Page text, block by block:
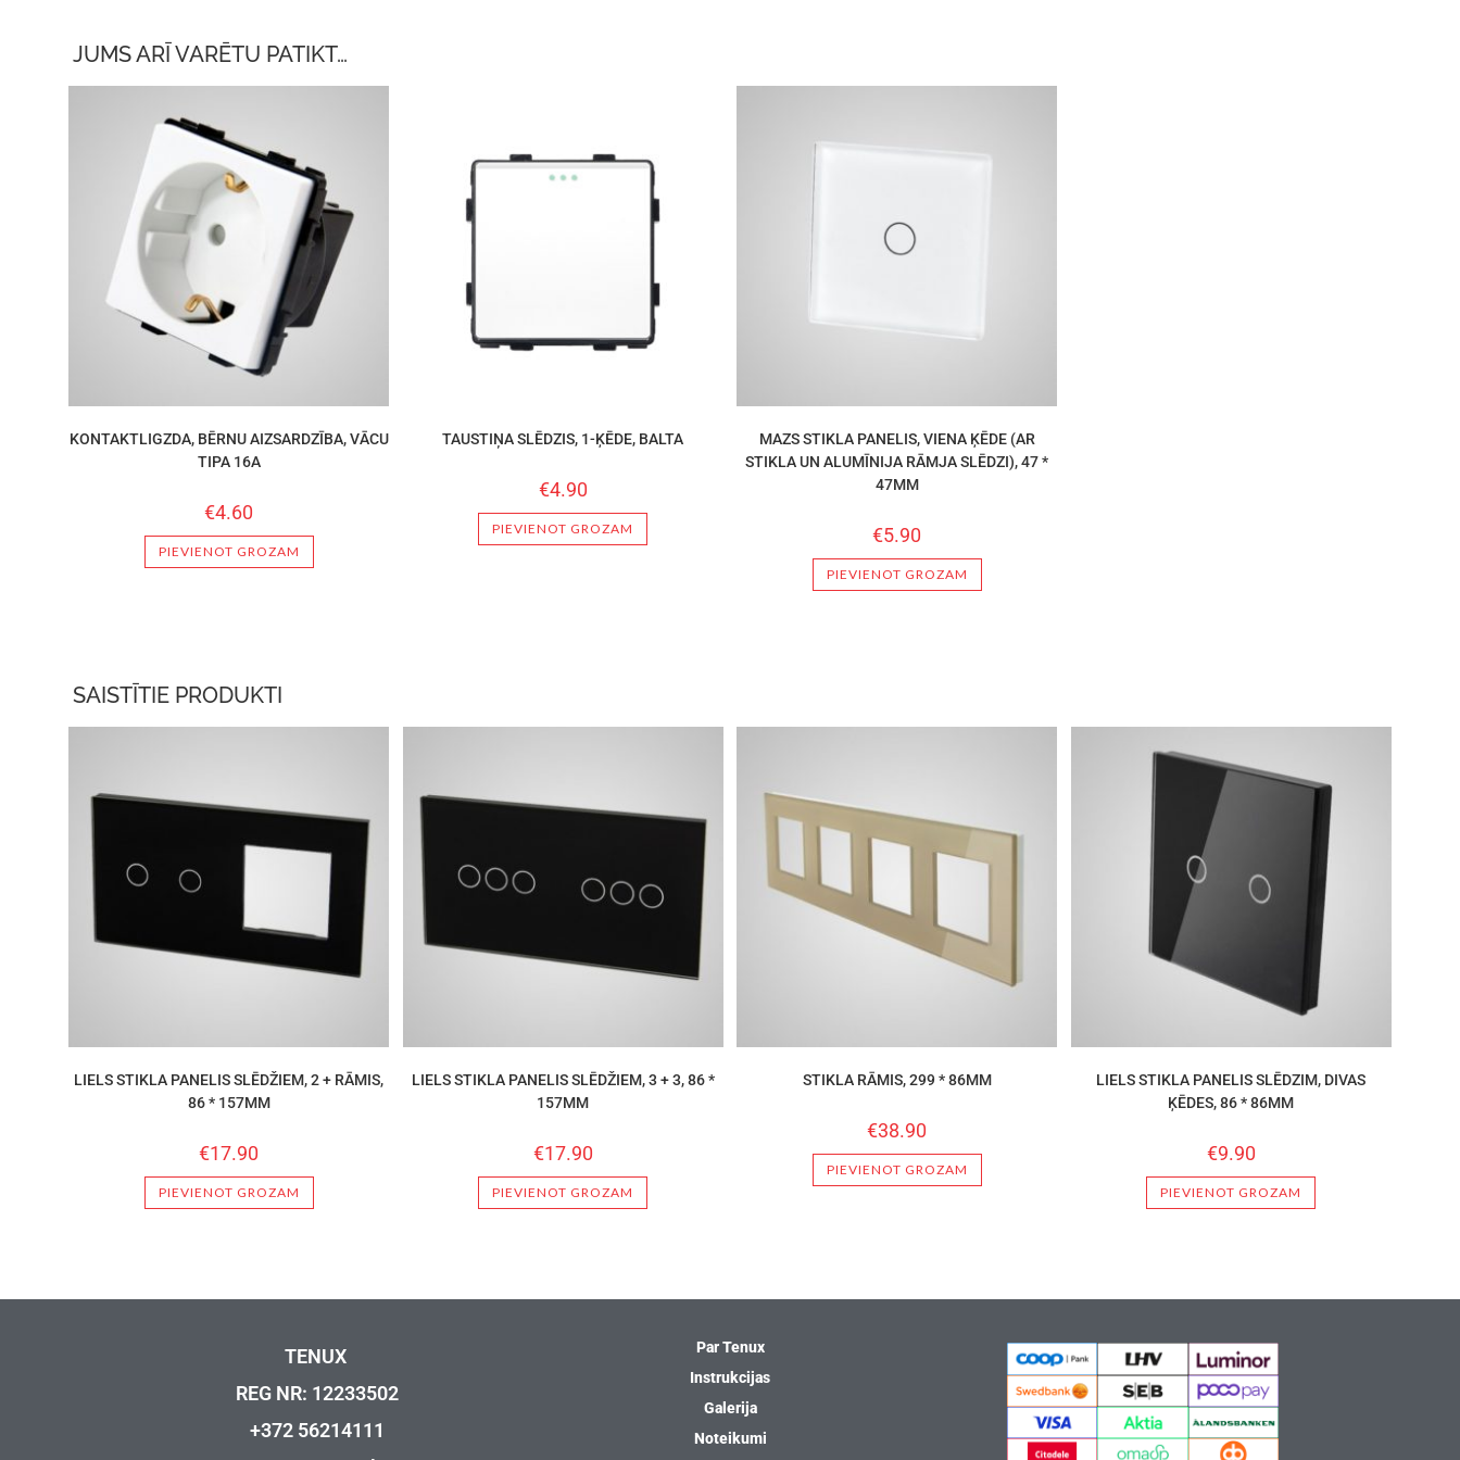
JUMS ARĪ VARĒTU PATIKT…
KONTAKTLIGZDA, BĒRNU AIZSARDZĪBA, VĀCU
TIPA 16A
€4.60
PIEVIENOT GROZAM
TAUSTIŅA SLĒDZIS, 1-ĶĒDE, BALTA
€4.90
PIEVIENOT GROZAM
MAZS STIKLA PANELIS, VIENA ĶĒDE (AR
STIKLA UN ALUMĪNIJA RĀMJA SLĒDZI), 47 *
47MM
€5.90
PIEVIENOT GROZAM
SAISTĪTIE PRODUKTI
LIELS STIKLA PANELIS SLĒDŽIEM, 2 + RĀMIS,
86 * 157MM
€17.90
PIEVIENOT GROZAM
LIELS STIKLA PANELIS SLĒDŽIEM, 3 + 3, 86 *
157MM
€17.90
PIEVIENOT GROZAM
STIKLA RĀMIS, 299 * 86MM
€38.90
PIEVIENOT GROZAM
LIELS STIKLA PANELIS SLĒDZIM, DIVAS
ĶĒDES, 86 * 86MM
€9.90
PIEVIENOT GROZAM
TENUX
REG NR: 12233502
+372 56214111
Par Tenux
Instrukcijas
Galerija
Noteikumi